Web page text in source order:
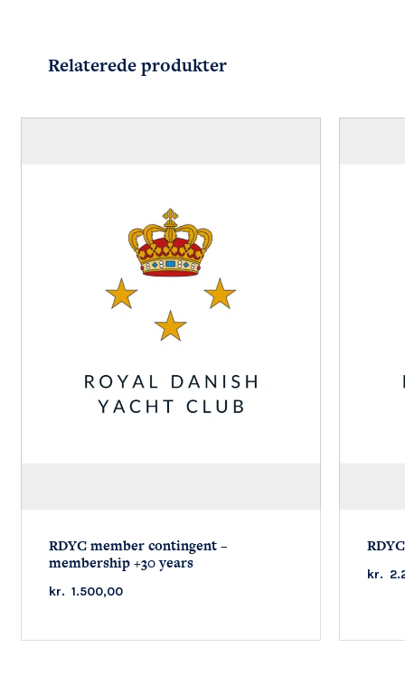
Relaterede produkter
RDYC member contingent –
membership +30 years
kr. 1.500,00
kr.